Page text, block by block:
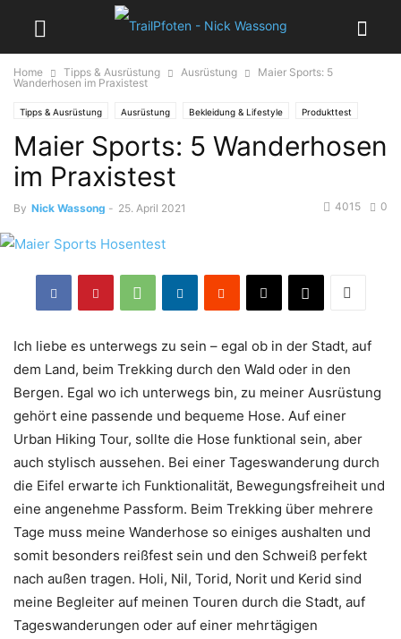
Home Tipps & Ausrüstung Ausrüstung
Maier Sports: 5
Wanderhosen im Praxistest
Tipps & Ausrüstung Ausrüstung Bekleidung & Lifestyle Produkttest
Maier Sports: 5 Wanderhosen
im Praxistest
By Nick Wassong - 25. April 2021 0
4015
Ich liebe es unterwegs zu sein – egal ob in der Stadt, auf
dem Land, beim Trekking durch den Wald oder in den
Bergen. Egal wo ich unterwegs bin, zu meiner Ausrüstung
gehört eine passende und bequeme Hose. Auf einer
Urban Hiking Tour, sollte die Hose funktional sein, aber
auch stylisch aussehen. Bei einer Tageswanderung durch
die Eifel erwarte ich Funktionalität, Bewegungsfreiheit und
eine angenehme Passform. Beim Trekking über mehrere
Tage muss meine Wanderhose so einiges aushalten und
somit besonders reißfest sein und den Schweiß perfekt
nach außen tragen. Holi, Nil, Torid, Norit und Kerid sind
meine Begleiter auf meinen Touren durch die Stadt, auf
Tageswanderungen oder auf einer mehrtägigen